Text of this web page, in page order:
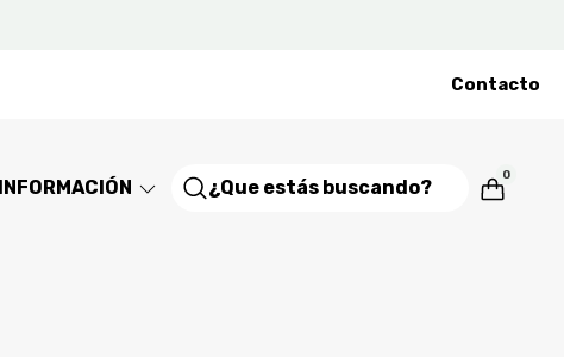
Contacto
INFORMACIÓN
0